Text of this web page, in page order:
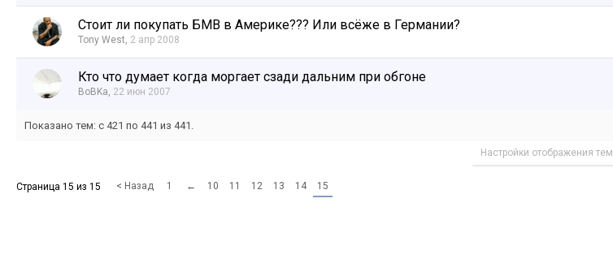
Стоит ли покупать БМВ в Америке??? Или всёже в Германии?
Tony West, 2 апр 2008
Кто что думает когда моргает сзади дальним при обгоне
BoBKa, 22 июн 2007
Показано тем: с 421 по 441 из 441.
Настройки отображения тем
Страница 15 из 15 < Назад 1 ← 10 11 12 13 14 15